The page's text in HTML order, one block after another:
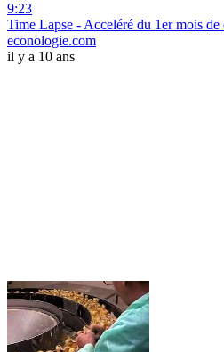
9:23
Time Lapse - Acceléré du 1er mois
econologie.com
il y a 10 ans